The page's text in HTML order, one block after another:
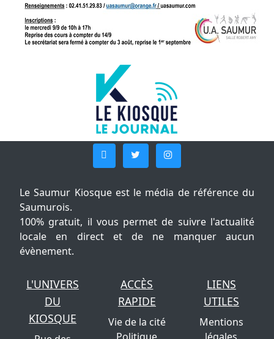
Le Saumur Kiosque est le média de référence du
Saumurois.
100% gratuit, il vous permet de suivre l'actualité
locale en direct et de ne manquer aucun
évènement.
L'UNIVERS
DU
KIOSQUE
ACCÈS
RAPIDE
Vie de la cité
LIENS
UTILES
Mentions